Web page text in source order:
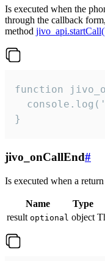
Is executed when the
through the callback
method
function
}
jivo_onCallEnd#
Is executed when a
Name Type
result optional object